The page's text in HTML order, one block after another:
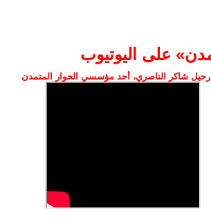
على اليوتيوب
شاكر الناصري، أحد مؤسسي الحوار المتمدن